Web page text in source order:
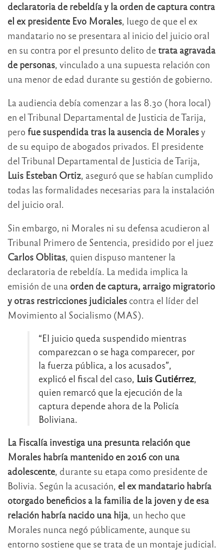
declaratoria de rebeldía y la orden de captura contra
el ex presidente Evo Morales, luego de que el ex
mandatario no se presentara al inicio del juicio oral
en su contra por el presunto delito detrata agravada
de personas, vinculado a una supuesta relación con
una menor de edad durante su gestión de gobierno.
La audiencia debía comenzar a las 8.30 (hora local)
en el Tribunal Departamental de Justicia de Tarija,
pero fue suspendida tras la ausencia de Moralesy
de su equipo de abogados privados. El presidente
del Tribunal Departamental de Justicia de Tarija,
Luis Esteban Ortiz, aseguró que se habían cumplido
todas las formalidades necesarias para la instalación
del juicio oral.
Sin embargo, ni Morales ni su defensa acudieron al
Tribunal Primero de Sentencia, presidido por el juez
Carlos Oblitas, quien dispuso mantener la
declaratoria de rebeldía. La medida implica la
emisión de una orden de captura, arraigo migratorio
y otras restricciones judiciales contra el líder del
Movimiento al Socialismo (MAS).
“El juicio queda suspendido mientras
comparezcan o se haga comparecer, por
la fuerza pública, a los acusados”,
explicó el fiscal del caso, Luis Gutiérrez,
quien remarcó que la ejecución de la
captura depende ahora de la Policía
Boliviana.
La Fiscalía investiga una presunta relación que
Morales habría mantenido en 2016 con una
adolescente, durante su etapa como presidente de
Bolivia. Según la acusación, el ex mandatario habría
otorgado beneficios a la familia de la joven y de esa
relación habría nacido una hija, un hecho que
Morales nunca negó públicamente, aunque su
entorno sostiene que se trata de un montaje judicial.